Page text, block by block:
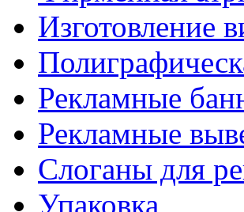
Изготовление
Рекламные
Рекламные
Слоганы для
Упаковка